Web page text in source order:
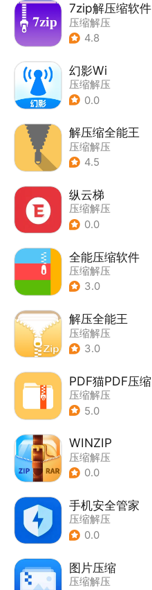
7zip解压缩软件
压缩解压
4.8
幻影Wi
压缩解压
0.0
解压缩全能王
压缩解压
4.5
纵云梯
压缩解压
0.0
全能压缩软件
压缩解压
3.0
解压全能王
压缩解压
3.0
PDF猫PDF压缩
压缩解压
5.0
WINZIP
压缩解压
0.0
手机安全管家
压缩解压
0.0
图片压缩
压缩解压